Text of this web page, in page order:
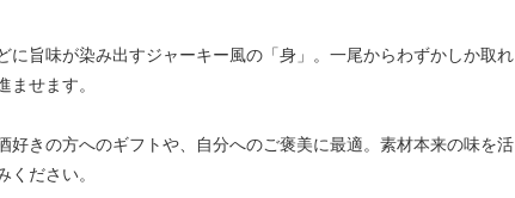
旨味が染み出すジャーキー風の「身」。一尾からわずかしか取れ
せます。
きの方へのギフトや、自分へのご褒美に最適。素材本来の味を活
ださい。